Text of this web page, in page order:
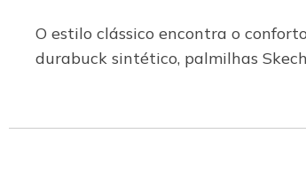
O estilo clássico encontra o
durabuck sintético, palmilhas